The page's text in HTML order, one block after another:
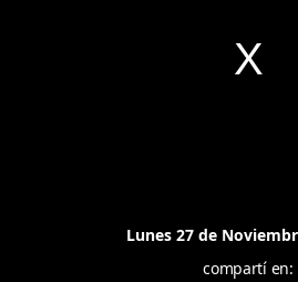
Lunes 27 de
compartí en: